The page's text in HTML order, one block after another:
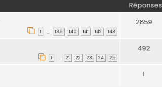
Réponses
1 … 139 140 141 142 143
2859
1 … 21 22 23 24 25
492
1